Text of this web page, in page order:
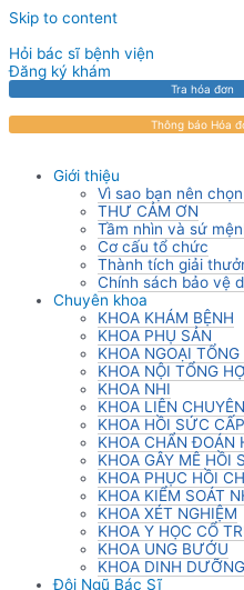
Skip to content
Hỏi bác sĩ bệnh viện
Đăng ký khám
Tra hóa đơn
Thông báo Hóa
Giới thiệu
Vì sao bạn nên
THƯ CẢM ƠN
Tầm nhìn và sứ
Cơ cấu tổ chức
Thành tích giải
Chính sách bảo vệ
Chuyên khoa
KHOA KHÁM BỆNH
KHOA PHỤ SẢN
KHOA NGOẠI TỔNG
KHOA NỘI TỔNG
KHOA NHI
KHOA LIÊN
KHOA HỒI SỨC
KHOA CHẨN ĐOÁN
KHOA GÂY MÊ HỒI
KHOA PHỤC HỒI
KHOA KIỂM SOÁT
KHOA XÉT NGHIỆM
KHOA Y HỌC CỔ
KHOA UNG BƯỚU
KHOA DINH DƯỠNG
Đội Ngũ Bác Sĩ